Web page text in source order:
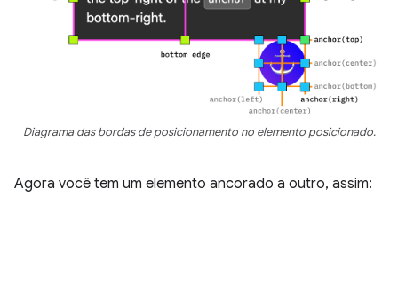
Diagrama das bordas de posicionamento no elemento posicionado.
Agora você tem um elemento ancorado a outro, assim: